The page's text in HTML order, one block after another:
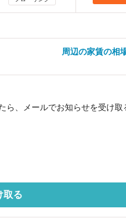
周辺の家賃の相
ら、メールでお知らせを受け取
取る